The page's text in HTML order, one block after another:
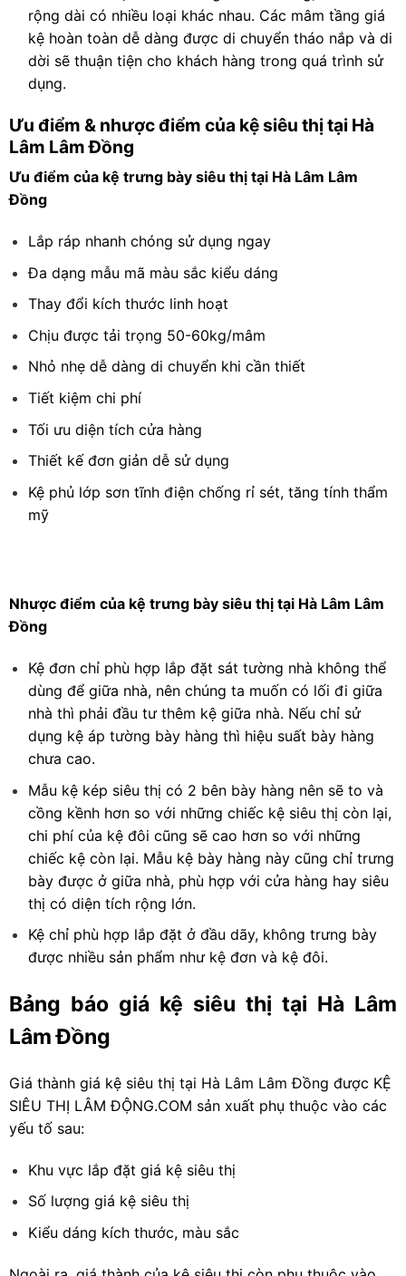
rộng dài có nhiều loại khác nhau. Các mâm tầng giá
kệ hoàn toàn dễ dàng được di chuyển tháo nắp và di
dời sẽ thuận tiện cho khách hàng trong quá trình sử
dụng.
Ưu điểm & nhược điểm của kệ siêu thị tại Hà
Lâm Lâm Đồng
Ưu điểm của kệ trưng bày siêu thị tại Hà Lâm Lâm
Đồng
Lắp ráp nhanh chóng sử dụng ngay
Đa dạng mẫu mã màu sắc kiểu dáng
Thay đổi kích thước linh hoạt
Chịu được tải trọng 50-60kg/mâm
Nhỏ nhẹ dễ dàng di chuyển khi cần thiết
Tiết kiệm chi phí
Tối ưu diện tích cửa hàng
Thiết kế đơn giản dễ sử dụng
Kệ phủ lớp sơn tĩnh điện chống rỉ sét, tăng tính thẩm
mỹ
Nhược điểm của kệ trưng bày siêu thị tại Hà Lâm Lâm
Đồng
Kệ đơn chỉ phù hợp lắp đặt sát tường nhà không thể
dùng để giữa nhà, nên chúng ta muốn có lối đi giữa
nhà thì phải đầu tư thêm kệ giữa nhà. Nếu chỉ sử
dụng kệ áp tường bày hàng thì hiệu suất bày hàng
chưa cao.
Mẫu kệ kép siêu thị có 2 bên bày hàng nên sẽ to và
cồng kềnh hơn so với những chiếc kệ siêu thị còn lại,
chi phí của kệ đôi cũng sẽ cao hơn so với những
chiếc kệ còn lại. Mẫu kệ bày hàng này cũng chỉ trưng
bày được ở giữa nhà, phù hợp với cửa hàng hay siêu
thị có diện tích rộng lớn.
Kệ chỉ phù hợp lắp đặt ở đầu dãy, không trưng bày
được nhiều sản phẩm như kệ đơn và kệ đôi.
Bảng báo giá kệ siêu thị tại Hà Lâm
Lâm Đồng
Giá thành giá kệ siêu thị tại Hà Lâm Lâm Đồng được KỆ
SIÊU THỊ LÂM ĐỘNG.COM sản xuất phụ thuộc vào các
yếu tố sau:
Khu vực lắp đặt giá kệ siêu thị
Số lượng giá kệ siêu thị
Kiểu dáng kích thước, màu sắc